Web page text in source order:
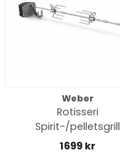
Weber
Rotisseri
Spirit-/pelletsgrill
1699 kr